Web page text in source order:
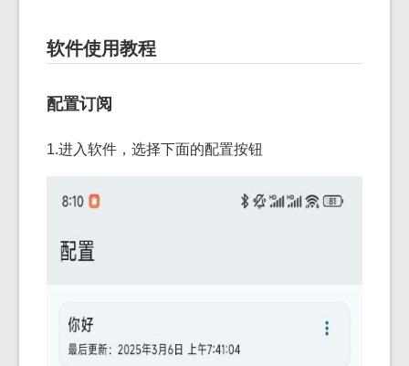
软件使用教程
配置订阅
1.进入软件，选择下面的配置按钮